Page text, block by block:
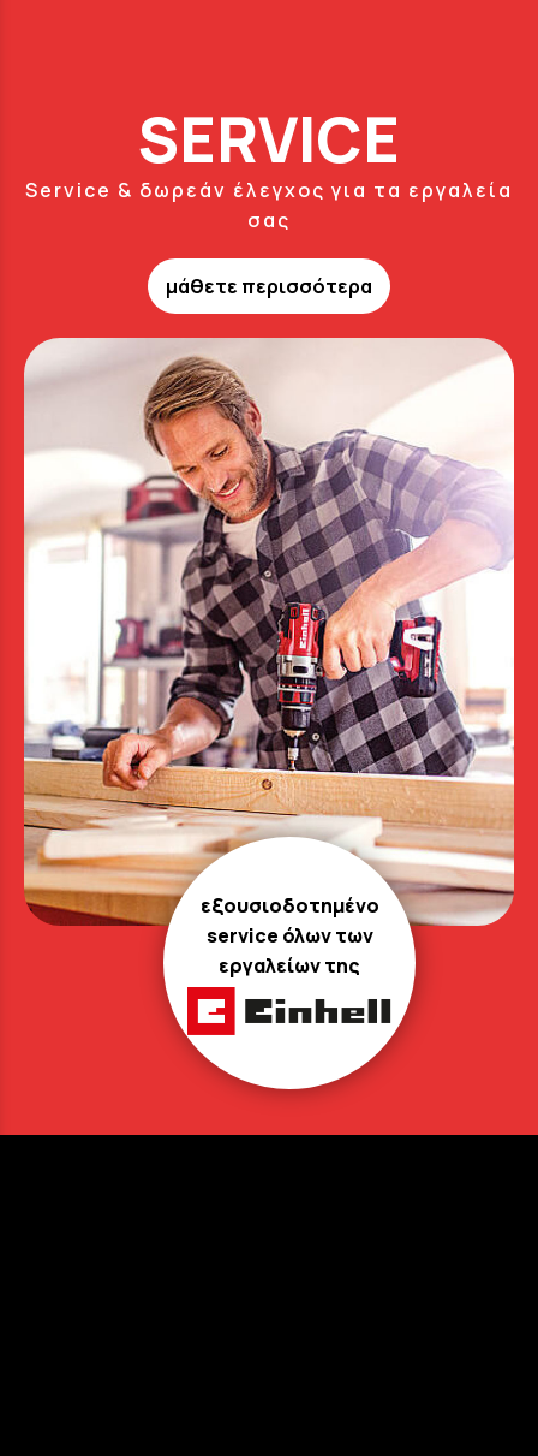
SERVICE
Service & δωρεάν έλεγχος για τα εργαλεία
σας
μάθετε περισσότερα
εξουσιοδοτημένο
service όλων των
εργαλείων της